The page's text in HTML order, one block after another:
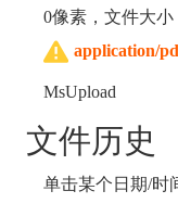
0像素，文件大小
application/
MsUpload
文件历史
单击某个日期/时